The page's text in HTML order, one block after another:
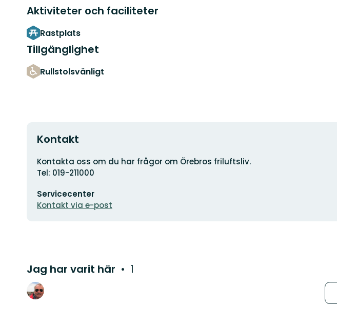
Aktiviteter och faciliteter
Rastplats
Tillgänglighet
Rullstolsvänligt
Kontakt
Adress
Kontakta oss om du har frågor om Örebros friluftsliv.
Tel: 019-211000
postadress
Servicecenter
Kontakt via e-post
Jag har varit här 1